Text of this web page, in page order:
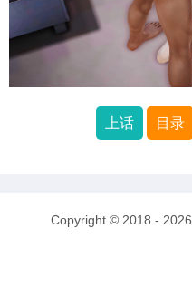
上话 目录
Copyright © 2018 - 2026